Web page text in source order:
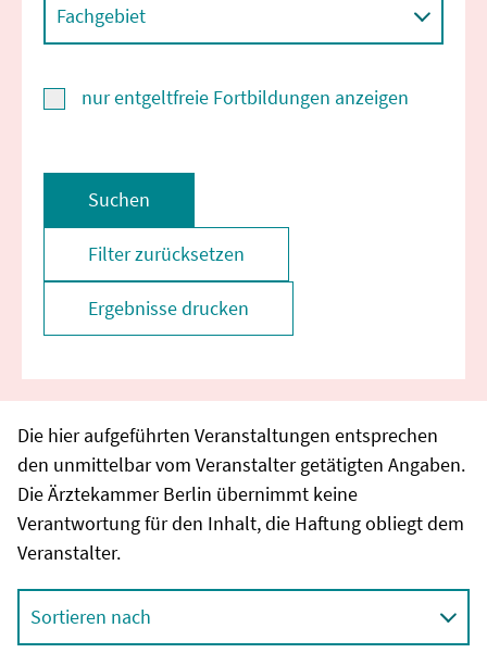
Fachgebiet
nur entgeltfreie Fortbildungen anzeigen
Suchen
Filter zurücksetzen
Ergebnisse drucken
Die hier aufgeführten Veranstaltungen entsprechen
den unmittelbar vom Veranstalter getätigten Angaben.
Die Ärztekammer Berlin übernimmt keine
Verantwortung für den Inhalt, die Haftung obliegt dem
Veranstalter.
Sortieren nach